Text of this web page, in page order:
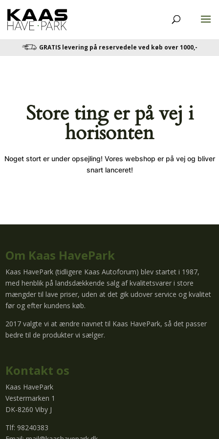
GRATIS levering på reservedele ved køb over 1000,-
Store ting er på vej i
horisonten
Noget stort er under opsejling! Vores webshop er på vej og bliver
snart lanceret!
Om Kaas HavePark
Kaas HavePark (tidligere Kaas Autoforum) blev startet i 1987,
med henblik på landsdækkende salg af kvalitetsvarer i store
mængder til lave priser, uden at det gik udover service og kvalitet
før og efter kundens køb.
2017 valgte vi at ændre navnet til Kaas HavePark, så det passer
bedre til de produkter vi sælger.
Kontakt os
Kaas HavePark
Vestermarken 1
DK-8260 Viby J
Tlf: 98240383